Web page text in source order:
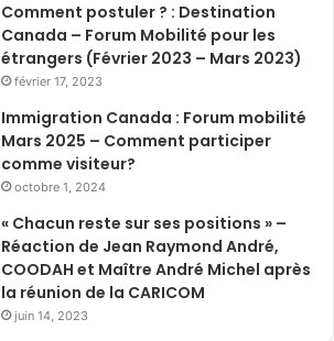
Comment postuler ? : Destination
Canada – Forum Mobilité pour les
étrangers (Février 2023 – Mars 2023)
février 17, 2023
Immigration Canada : Forum mobilité
Mars 2025 – Comment participer
comme visiteur?
octobre 1, 2024
« Chacun reste sur ses positions » –
Réaction de Jean Raymond André,
COODAH et Maître André Michel après
la réunion de la CARICOM
juin 14, 2023